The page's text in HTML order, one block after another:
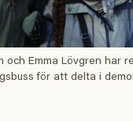
och Emma Lövgren har
för att delta i